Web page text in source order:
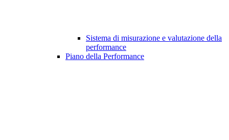
Sistema di misurazione e valutazione della
performance
Piano della Performance